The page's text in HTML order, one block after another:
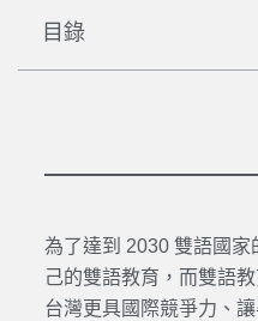
目錄
為了達到 2030 雙語國家
己的雙語教育，而雙語
台灣更具國際競爭力、